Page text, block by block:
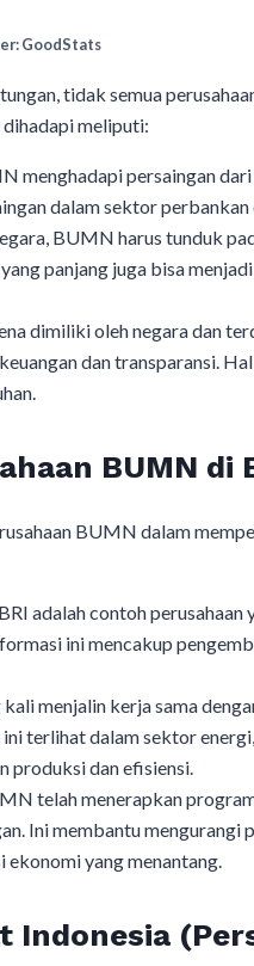
GoodStats
tidak semua
meliputi:
menghadapi persaingan
dalam sektor
BUMN harus tunduk
panjang juga bisa
dimiliki oleh negara dan
dan transparansi.
BUMN di
BUMN dalam
adalah contoh perusahaan
ini mencakup
menjalin kerja sama
terlihat dalam sektor
produksi dan efisiensi.
telah menerapkan
Ini membantu mengurangi
yang menantang.
Indonesia